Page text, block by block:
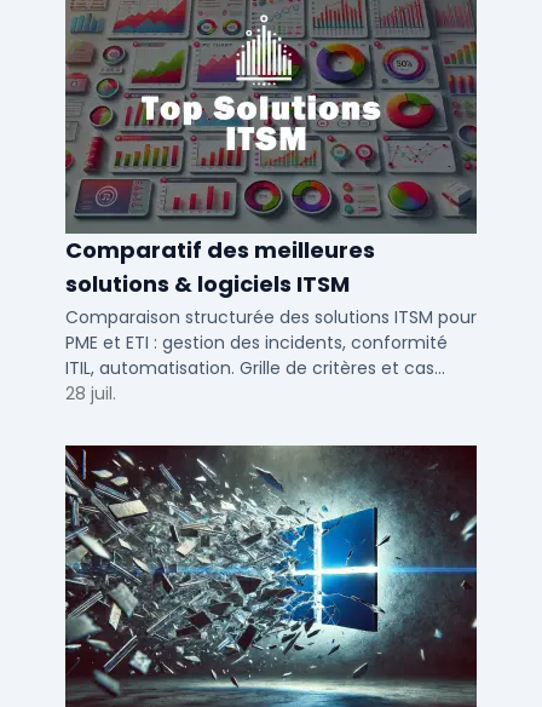
Comparatif des meilleures
solutions & logiciels ITSM
Comparaison structurée des solutions ITSM pour
PME et ETI : gestion des incidents, conformité
ITIL, automatisation. Grille de critères et cas
d'usage par taille d'entreprise.
28 juil.